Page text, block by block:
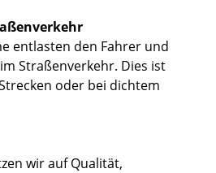
entlasten den Fahrer und
Straßenverkehr. Dies ist
oder bei dichtem
wir auf Qualität,